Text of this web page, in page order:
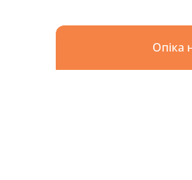
Опіка